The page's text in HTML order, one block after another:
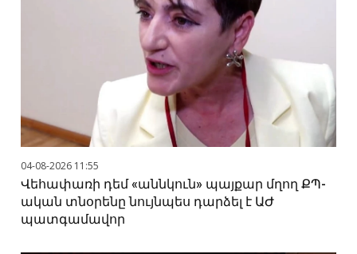
04-08-2026 11:55
Վեհափառի դեմ «աննկուն» պայքար մղող ՔՊ-
ական տնօրենը նույնպես դարձել է ԱԺ
պատգամավոր